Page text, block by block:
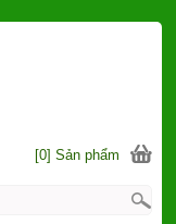
[0] Sản phẩm